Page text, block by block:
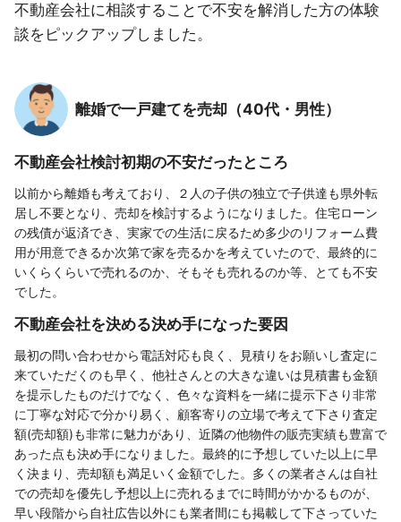
不動産会社に相談することで不安を解消した方の体験
談をピックアップしました。
離婚で一戸建てを売却（40代・男性）
不動産会社検討初期の不安だったところ
以前から離婚も考えており、２人の子供の独立で子供達も県外転
居し不要となり、売却を検討するようになりました。住宅ローン
の残債が返済でき、実家での生活に戻るため多少のリフォーム費
用が用意できるか次第で家を売るかを考えていたので、最終的に
いくらくらいで売れるのか、そもそも売れるのか等、とても不安
でした。
不動産会社を決める決め手になった要因
最初の問い合わせから電話対応も良く、見積りをお願いし査定に
来ていただくのも早く、他社さんとの大きな違いは見積書も金額
を提示したものだけでなく、色々な資料を一緒に提示下さり非常
に丁寧な対応で分かり易く、顧客寄りの立場で考えて下さり査定
額(売却額)も非常に魅力があり、近隣の他物件の販売実績も豊富で
あった点も決め手になりました。最終的に予想していた以上に早
く決まり、売却額も満足いく金額でした。多くの業者さんは自社
での売却を優先し予想以上に売れるまでに時間がかかるものが、
早い段階から自社広告以外にも業者間にも掲載して下さっていた